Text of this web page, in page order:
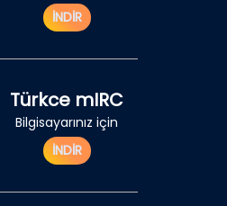
İNDİR
Türkce mIRC
Bilgisayarınız için
İNDİR